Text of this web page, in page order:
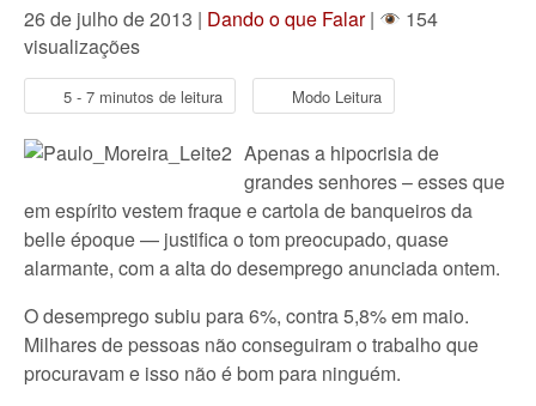
26 de julho de 2013 | Dando o que Falar|
154
visualizações
5 - 7 minutos de leitura Modo Leitura
Apenas a hipocrisia de
grandes senhores – esses que
em espírito vestem fraque e cartola de banqueiros da
belle époque — justifica o tom preocupado, quase
alarmante, com a alta do desemprego anunciada ontem.
O desemprego subiu para 6%, contra 5,8% em maio.
Milhares de pessoas não conseguiram o trabalho que
procuravam e isso não é bom para ninguém.